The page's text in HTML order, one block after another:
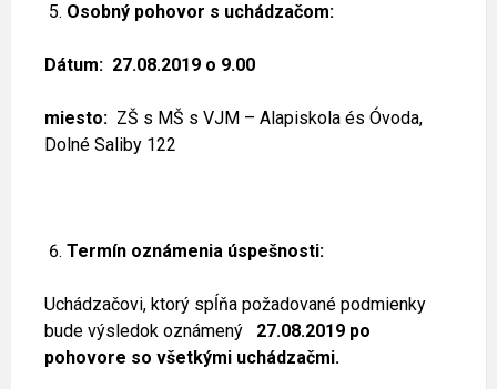
Osobný pohovor s uchádzačom:
Dátum: 27.08.2019 o 9.00
miesto: ZŠ s MŠ s VJM – Alapiskola és Óvoda,
Dolné Saliby 122
Termín oznámenia úspešnosti:
Uchádzačovi, ktorý spĺňa požadované podmienky
bude výsledok oznámený 27.08.2019 po
pohovore so všetkými uchádzačmi.